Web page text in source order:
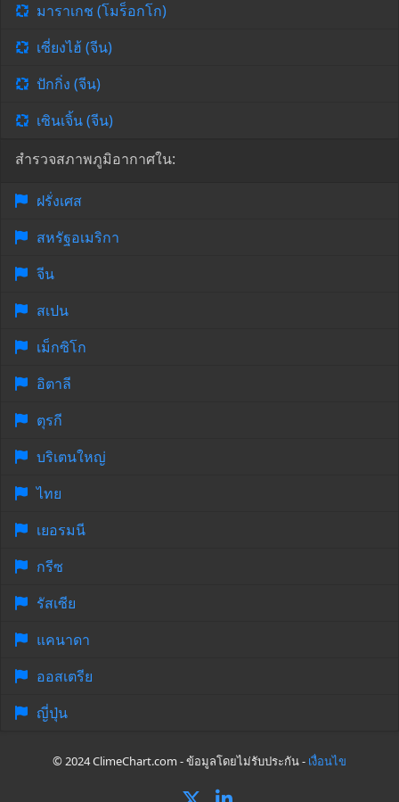
มาราเกช (โมร็อกโก)
เซี่ยงไฮ้ (จีน)
ปักกิ่ง (จีน)
เซินเจิ้น (จีน)
สำรวจสภาพภูมิอากาศใน:
ฝรั่งเศส
สหรัฐอเมริกา
จีน
สเปน
เม็กซิโก
อิตาลี
ตุรกี
บริเตนใหญ่
ไทย
เยอรมนี
กรีซ
รัสเซีย
แคนาดา
ออสเตรีย
ญี่ปุ่น
© 2024 ClimeChart.com - ข้อมูลโดยไม่รับประกัน - เงื่อนไข